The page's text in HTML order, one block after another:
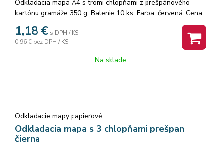
Odkladacia mapa A4 s tromi chlopňami z prešpánového
kartónu gramáže 350 g. Balenie 10 ks. Farba: červená. Cena
1,18 € s DPH / KS
0,96 € bez DPH / KS
Na sklade
Odkladacie mapy papierové
Odkladacia mapa s 3 chlopňami prešpan
čierna